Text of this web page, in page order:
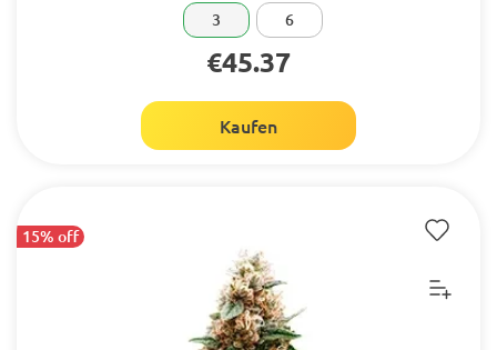
3 6
€45.37
Kaufen
15% off